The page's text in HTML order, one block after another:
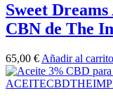
Sweet
CBN de The
65,00 € Añadir al carrito